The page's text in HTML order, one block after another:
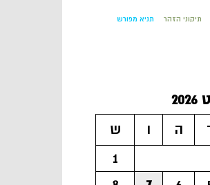
תיקוני הזהר תניא מפורש
ה ו
ש
1